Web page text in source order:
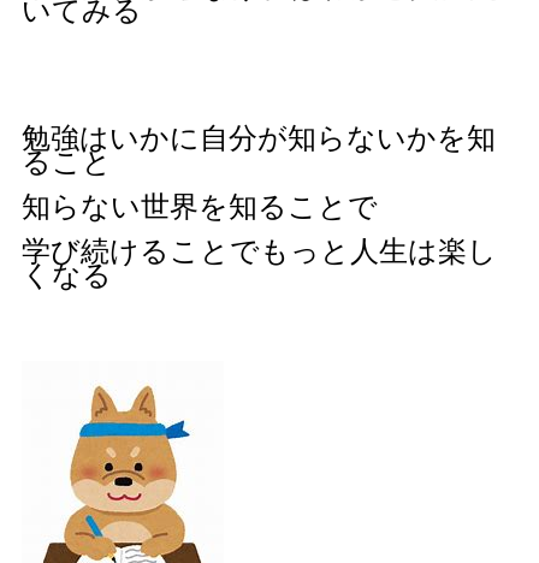
いてみる
勉強はいかに自分が知らないかを知
ること
知らない世界を知ることで
学び続けることでもっと人生は楽し
くなる